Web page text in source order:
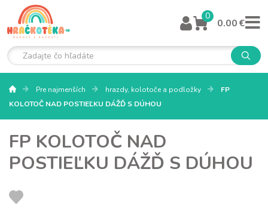
0
0.00 €
Pre najmenších hrazdy, kolotoče a podložky
FP
KOLOTOČ NAD POSTIEĽKU DÁŽĎ S DÚHOU
FP KOLOTOČ NAD
POSTIEĽKU DÁŽĎ S DÚHOU